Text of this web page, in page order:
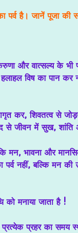
पर्व है। जानें पूजा की
और वात्सल्यके भी
विष का पान कर
कर, शिवतत्व से
से जीवन में सुख, शांति
मन, भावना और
पर्व नहीं, बल्कि मन
को मनाया जाता है !
प्रत्येक प्रहर का समय